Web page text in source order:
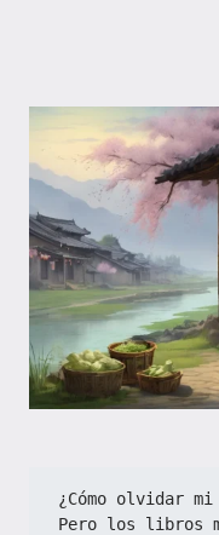
¿Cómo olvidar mi
Pero los libros